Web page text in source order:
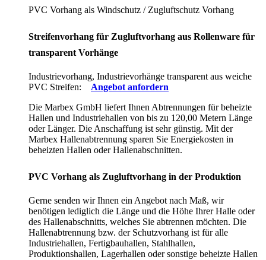
PVC Vorhang als Windschutz / Zugluftschutz Vorhang
Streifenvorhang für Zugluftvorhang aus Rollenware für
transparent Vorhänge
Industrievorhang, Industrievorhänge transparent aus weiche
PVC Streifen:
Angebot anfordern
Die Marbex GmbH liefert Ihnen Abtrennungen für beheizte
Hallen und Industriehallen von bis zu 120,00 Metern Länge
oder Länger. Die Anschaffung ist sehr günstig. Mit der
Marbex Hallenabtrennung sparen Sie Energiekosten in
beheizten Hallen oder Hallenabschnitten.
PVC Vorhang als Zugluftvorhang in der Produktion
Gerne senden wir Ihnen ein Angebot nach Maß, wir
benötigen lediglich die Länge und die Höhe Ihrer Halle oder
des Hallenabschnitts, welches Sie abtrennen möchten. Die
Hallenabtrennung bzw. der Schutzvorhang ist für alle
Industriehallen, Fertigbauhallen, Stahlhallen,
Produktionshallen, Lagerhallen oder sonstige beheizte Hallen